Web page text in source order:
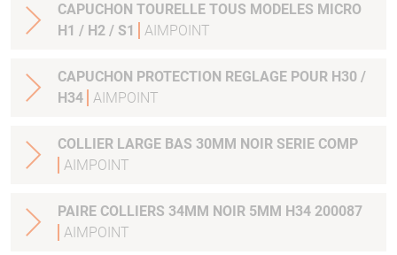
CAPUCHON TOURELLE TOUS MODELES MICRO
H1 / H2 / S1
AIMPOINT
CAPUCHON PROTECTION REGLAGE POUR H30 /
H34 AIMPOINT
COLLIER LARGE BAS 30MM NOIR SERIE COMP
AIMPOINT
PAIRE COLLIERS 34MM NOIR 5MM H34 200087
AIMPOINT